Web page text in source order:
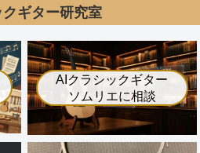
ギター研究室
AIクラシックギター
ソムリエに相談